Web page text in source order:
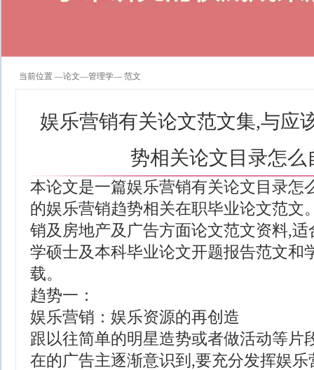
当前位置 —论文—管理学— 范文
娱乐营销有关论文范文集,与应
势相关论文目录怎么
本论文是一篇娱乐营销有关论文目录怎
的娱乐营销趋势相关在职毕业论文范文
销及房地产及广告方面论文范文资料,
学硕士及本科毕业论文开题报告范文和
载。
趋势一：
娱乐营销：娱乐资源的再创造
跟以往简单的明星造势或者做活动等片
在的广告主逐渐意识到,要充分发挥娱